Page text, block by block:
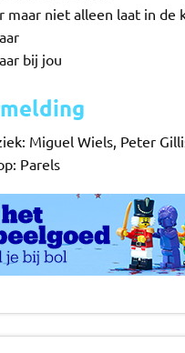
maar niet alleen laat in de
bij jou
Miguel Wiels, Peter
Parels